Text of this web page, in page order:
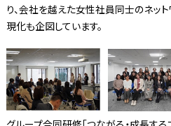
り、会社を越えた女性社員同士のネッ
現化も企図しています。